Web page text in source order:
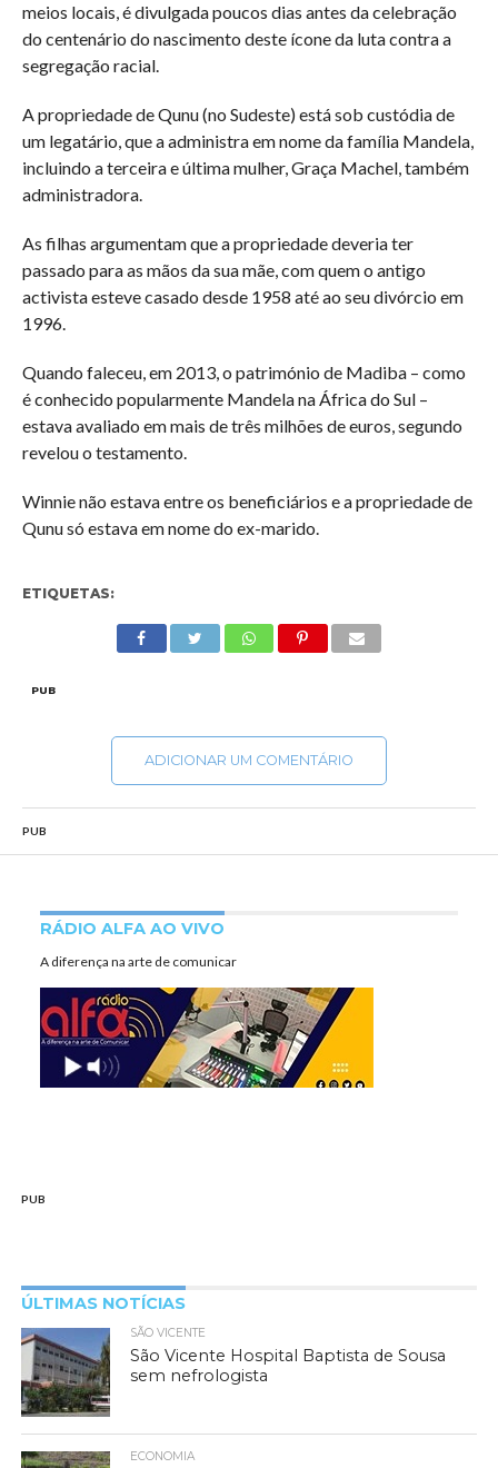
meios locais, é divulgada poucos dias antes da celebração
do centenário do nascimento deste ícone da luta contra a
segregação racial.
A propriedade de Qunu (no Sudeste) está sob custódia de
um legatário, que a administra em nome da família Mandela,
incluindo a terceira e última mulher, Graça Machel, também
administradora.
As filhas argumentam que a propriedade deveria ter
passado para as mãos da sua mãe, com quem o antigo
activista esteve casado desde 1958 até ao seu divórcio em
1996.
Quando faleceu, em 2013, o património de Madiba – como
é conhecido popularmente Mandela na África do Sul –
estava avaliado em mais de três milhões de euros, segundo
revelou o testamento.
Winnie não estava entre os beneficiários e a propriedade de
Qunu só estava em nome do ex-marido.
ETIQUETAS:
PUB
ADICIONAR UM COMENTÁRIO
PUB
RÁDIO ALFA AO VIVO
A diferença na arte de comunicar
PUB
ÚLTIMAS NOTÍCIAS
SÃO VICENTE
São Vicente Hospital Baptista de Sousa
sem nefrologista
ECONOMIA